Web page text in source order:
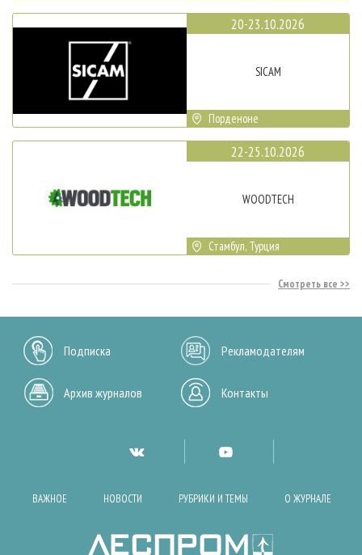
20-23.10.2026
SICAM
Порденоне
22-25.10.2026
WOODTECH
Стамбул, Турция
Смотреть все
Подписка Рекламодателям
Архив журналов Контакты
ВАЖНОЕ НОВОСТИ РУБРИКИ И ТЕМЫ О ЖУРНАЛЕ